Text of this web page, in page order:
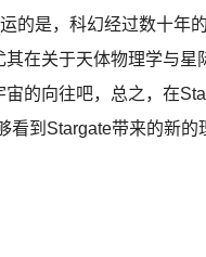
的是，科幻经过数十年
在关于天体物理学与星
的向往吧，总之，在
到Stargate带来的新的